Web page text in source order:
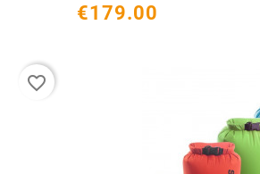
€179.00
favorite_border